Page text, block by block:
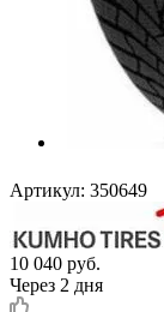
Артикул: 350649
10 040 руб.
Через 2 дня